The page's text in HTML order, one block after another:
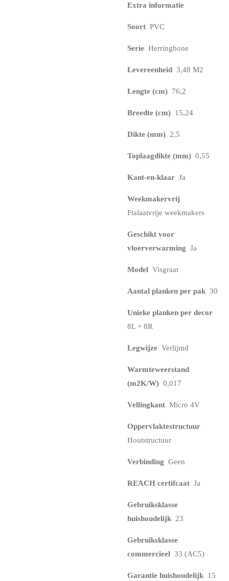
Extra informatie
Soort PVC
Serie Herringbone
Levereenheid 3,48 M2
Lengte (cm) 76,2
Breedte (cm) 15,24
Dikte (mm) 2,5
Toplaagdikte (mm) 0,55
Kant-en-klaar Ja
Weekmakervrij
Ftalaatvrije weekmakers
Geschikt voor
vloerverwarming Ja
Model Visgraat
Aantal planken per pak 30
Unieke planken per decor
8L + 8R
Legwijze Verlijmd
Warmteweerstand
(m2K/W) 0,017
Vellingkant Micro 4V
Oppervlaktestructuur
Houtstructuur
Verbinding Geen
REACH certifcaat Ja
Gebruiksklasse
huishoudelijk 23
Gebruiksklasse
commercieel 33 (AC5)
Garantie huishoudelijk 15